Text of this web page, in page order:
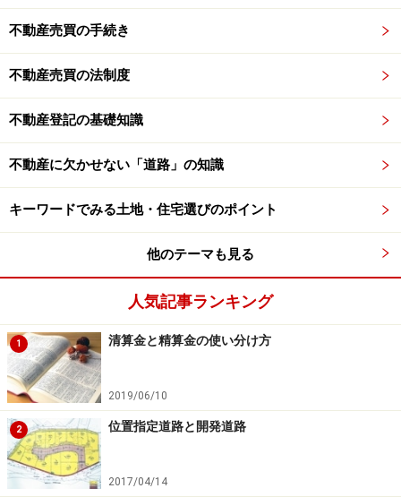
不動産売買の手続き
不動産売買の法制度
不動産登記の基礎知識
不動産に欠かせない「道路」の知識
キーワードでみる土地・住宅選びのポイント
他のテーマも見る
人気記事ランキング
1 清算金と精算金の使い分け方
2019/06/10
2 位置指定道路と開発道路
2017/04/14